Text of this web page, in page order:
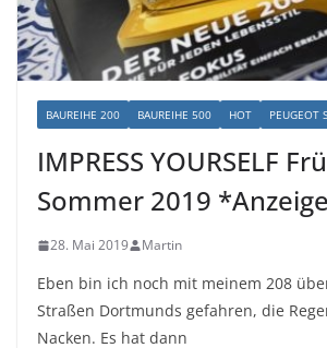
BAUREIHE 200 BAUREIHE 500 HOT PEUGEOT
IMPRESS YOURSELF
Sommer 2019 *Anzeige
28. Mai 2019 Martin
Eben bin ich noch mit meinem 208
Straßen Dortmunds gefahren, die
Nacken. Es hat dann